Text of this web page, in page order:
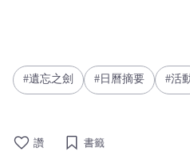
遺忘之劍 日曆摘要 活
讚 書籤